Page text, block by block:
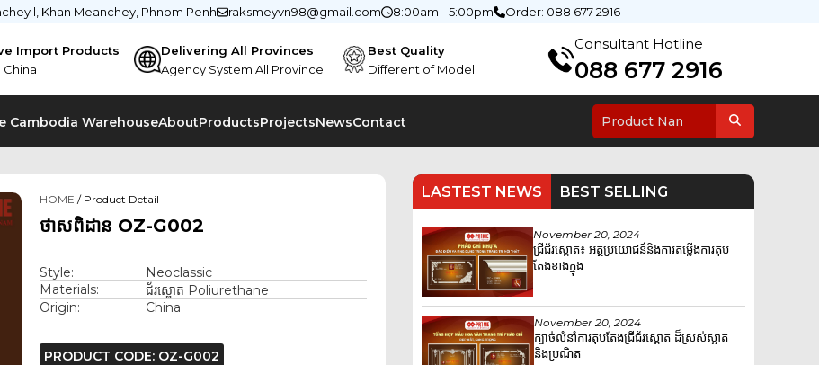
l, Khan Meanchey, Phnom Penh raksmeyvn98@gmail.com 8:00am - 5:00pm Order: 088 677 2916
Import Products
China
Delivering All Provinces
Agency System All Province
Best Quality
Different of Model
Consultant Hotline
088 677 2916
Cambodia WarehouseAboutProductsProjectsNewsContact
HOME / Product Detail
ថាសពិដាន OZ-G002
Style:
Neoclassic
Materials:
ជ័រស្ពោត Poliurethane
Origin:
China
PRODUCT CODE: OZ-G002
LASTEST NEWS BEST SELLING
November 20, 2024
ជ្រីជ័រស្ពោត៖ អត្ថប្រយោជន៍និងការតម្លើងការតុប
តែងខាងក្នុង
November 20, 2024
ក្បាច់លំនាំការតុបតែងជ្រីជ័រស្ពោត ដ៏ស្រស់ស្អាត
និងប្រណិត